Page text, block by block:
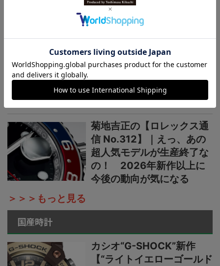
示するグラフィカルで繊細
なジュビリーダイアルモチ
菊地吉正の【ロレックス通
信 No.313】｜生産終了の
発表からほぼ2カ月。実勢
価格はいまおいくら？
菊地吉正の【ロレックス通
信 No.312】｜えっ、あの
超人気モデルが生産終了な
の！ 2026年新作以上に
今後の動向が気になる
＞＞＞もっと見る
国産時計
カシオ“G-SHOCK”新作
【“ライトイエローゴールド